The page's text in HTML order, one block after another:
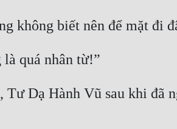
không biết nên để mặt đi
là quá nhân từ!”
Dạ Hành Vũ sau khi đã